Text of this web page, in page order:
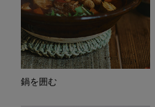
鍋を囲む